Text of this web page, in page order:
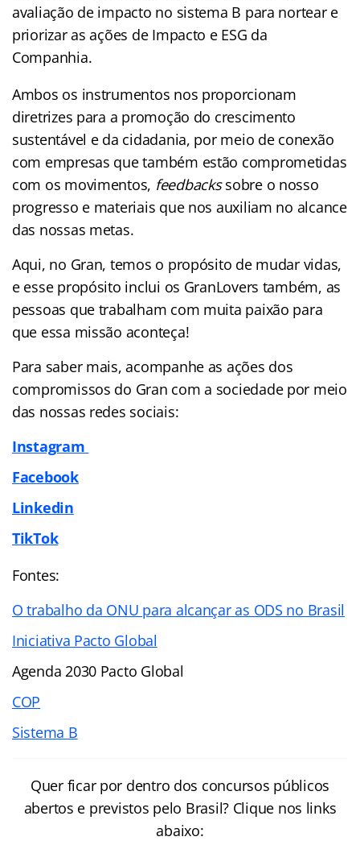
avaliação de impacto no sistema B para nortear e
priorizar as ações de Impacto e ESG da
Companhia.
Ambos os instrumentos nos proporcionam
diretrizes para a promoção do crescimento
sustentável e da cidadania, por meio de conexão
com empresas que também estão comprometidas
com os movimentos, feedbackssobre o nosso
progresso e materiais que nos auxiliam no alcance
das nossas metas.
Aqui, no Gran, temos o propósito de mudar vidas,
e esse propósito inclui os GranLovers também, as
pessoas que trabalham com muita paixão para
que essa missão aconteça!
Para saber mais, acompanhe as ações dos
compromissos do Gran com a sociedade por meio
das nossas redes sociais:
Instagram
Facebook
Linkedin
TikTok
Fontes:
O trabalho da ONU para alcançar as ODS no Brasil
Iniciativa Pacto Global
Agenda 2030 Pacto Global
COP
Sistema B
Quer ficar por dentro dos concursos públicos
abertos e previstos pelo Brasil? Clique nos links
abaixo: